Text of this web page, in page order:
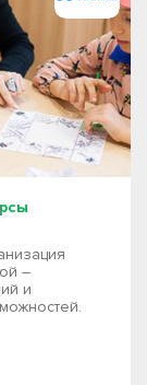
–
и